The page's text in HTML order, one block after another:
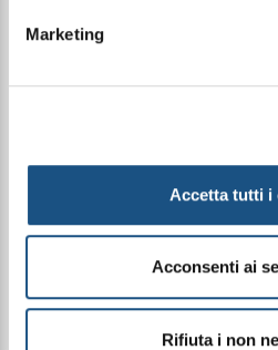
Marketing
Accetta tutti i
Acconsenti ai
Rifiuta i non
Gelsomino, Tuberosa, Rosa e
attraversato da un accento
Mandorla regalano
Sandalo e Muschio
Note di testa: Prugna, Cocco
Note di cuore: Legno di Rosa,
Gelsomino, Tuberosa e
Note di fondo: Mandorla,